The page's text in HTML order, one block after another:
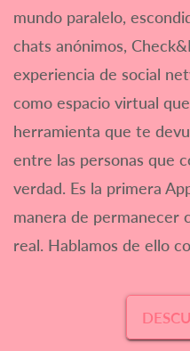
mundo paralelo,
chats anónimos,
experiencia de social
como espacio virtual
herramienta que te
entre las personas que
verdad. Es la primera
manera de permanecer
real. Hablamos de ello